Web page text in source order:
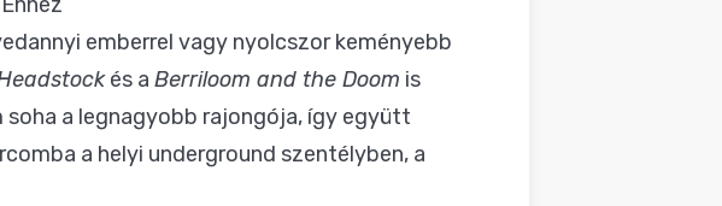
emberrel vagy nyolcszor keményebb
és a Berriloom and the Doom is
a legnagyobb rajongója, így együtt
a helyi underground szentélyben, a